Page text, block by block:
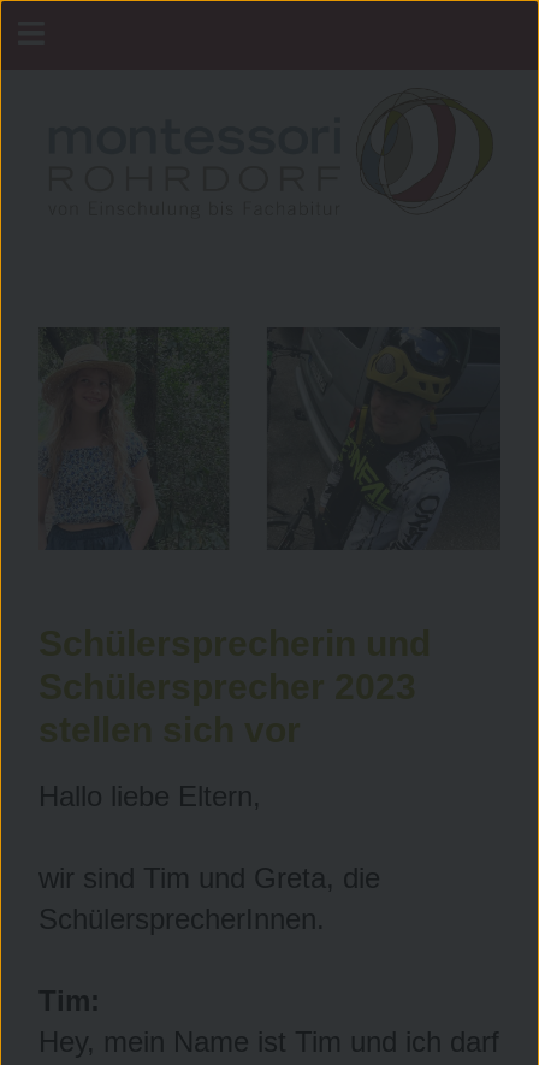
Hallo liebe Eltern,
wir sind Tim und Greta, die
SchülersprecherInnen.
Tim:
Hey, mein Name ist Tim und ich darf